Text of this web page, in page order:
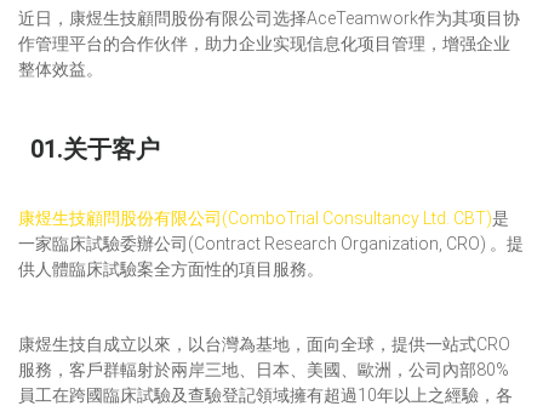
近日，康煜生技顧問股份有限公司选择AceTeamwork作为其项目协
作管理平台的合作伙伴，助力企业实现信息化项目管理，增强企业
整体效益。
01.关于客户
康煜生技顧問股份有限公司(ComboTrial Consultancy Ltd. CBT)是
一家臨床試驗委辦公司(Contract Research Organization, CRO) 。提
供人體臨床試驗案全方面性的項目服務。
康煜生技自成立以來，以台灣為基地，面向全球，提供一站式CRO
服務，客戶群輻射於兩岸三地、日本、美國、歐洲，公司內部80%
員工在跨國臨床試驗及查驗登記領域擁有超過10年以上之經驗，各